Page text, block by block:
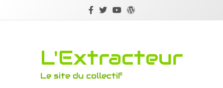
L'Extracteur
Le site du collectif